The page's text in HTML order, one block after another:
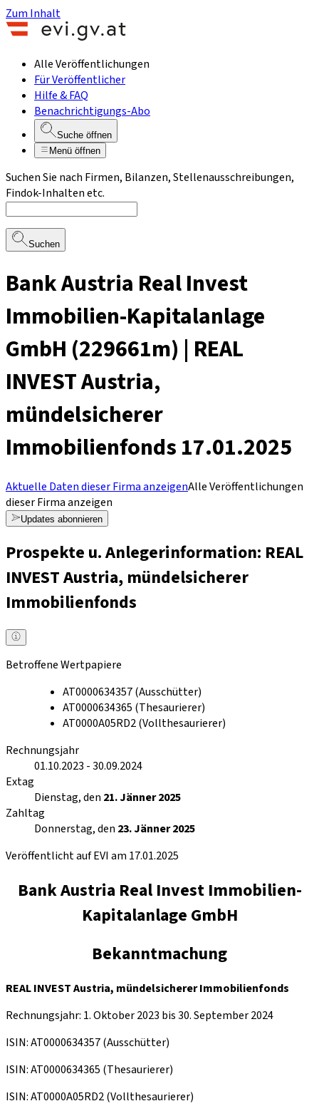
Zum Inhalt
Alle Veröffentlichungen
Für Veröffentlicher
Hilfe & FAQ
Benachrichtigungs-Abo
Suche öffnen
Menü öffnen
Suchen Sie nach Firmen, Bilanzen, Stellenausschreibungen,
Findok-Inhalten etc.
Suchen
Bank Austria Real Invest
Immobilien-Kapitalanlage
GmbH (229661m) | REAL
INVEST Austria,
mündelsicherer
Immobilienfonds 17.01.2025
Aktuelle Daten dieser Firma anzeigenAlle Veröffentlichungen
dieser Firma anzeigen
Updates abonnieren
Prospekte u. Anlegerinformation: REAL
INVEST Austria, mündelsicherer
Immobilienfonds
Betroffene Wertpapiere
AT0000634357(Ausschütter)
AT0000634365 (Thesaurierer)
AT0000A05RD2(Vollthesaurierer)
Rechnungsjahr
01.10.2023 -30.09.2024
Extag
Dienstag, den 21. Jänner 2025
Zahltag
Donnerstag, den 23. Jänner 2025
Veröffentlicht auf EVI am 17.01.2025
Bank Austria Real Invest Immobilien-
Kapitalanlage GmbH
Bekanntmachung
REAL INVEST Austria, mündelsicherer Immobilienfonds
Rechnungsjahr: 1. Oktober 2023 bis 30. September 2024
ISIN: AT0000634357 (Ausschütter)
ISIN: AT0000634365 (Thesaurierer)
ISIN: AT0000A05RD2 (Vollthesaurierer)